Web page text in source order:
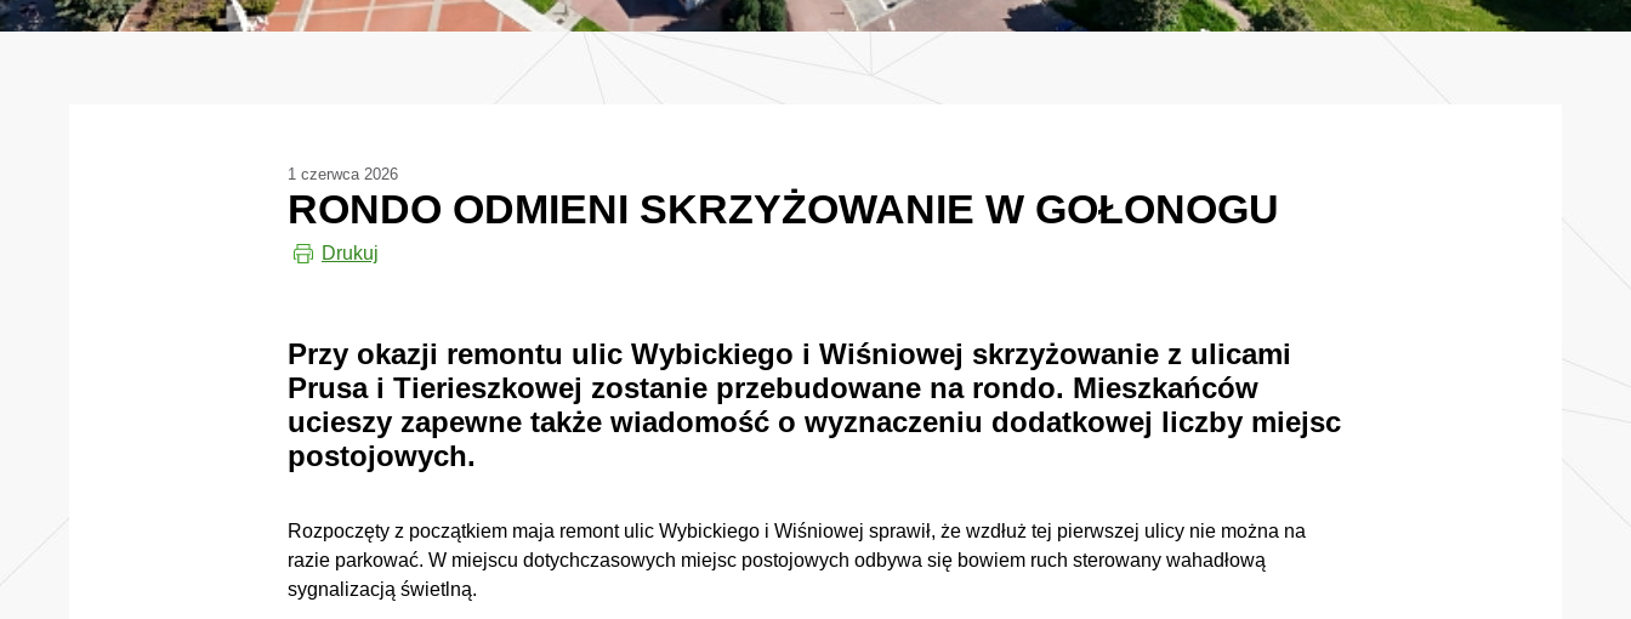
1 czerwca 2026
RONDO ODMIENI SKRZYŻOWANIE W GOŁONOGU
Drukuj
Przy okazji remontu ulic Wybickiego i Wiśniowej skrzyżowanie z ulicami
Prusa i Tierieszkowej zostanie przebudowane na rondo. Mieszkańców
ucieszy zapewne także wiadomość o wyznaczeniu dodatkowej liczby miejsc
postojowych.
Rozpoczęty z początkiem maja remont ulic Wybickiego i Wiśniowej sprawił, że wzdłuż tej pierwszej ulicy nie można na
razie parkować. W miejscu dotychczasowych miejsc postojowych odbywa się bowiem ruch sterowany wahadłową
sygnalizacją świetlną.